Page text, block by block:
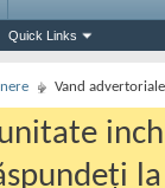
Quick Links
Vand